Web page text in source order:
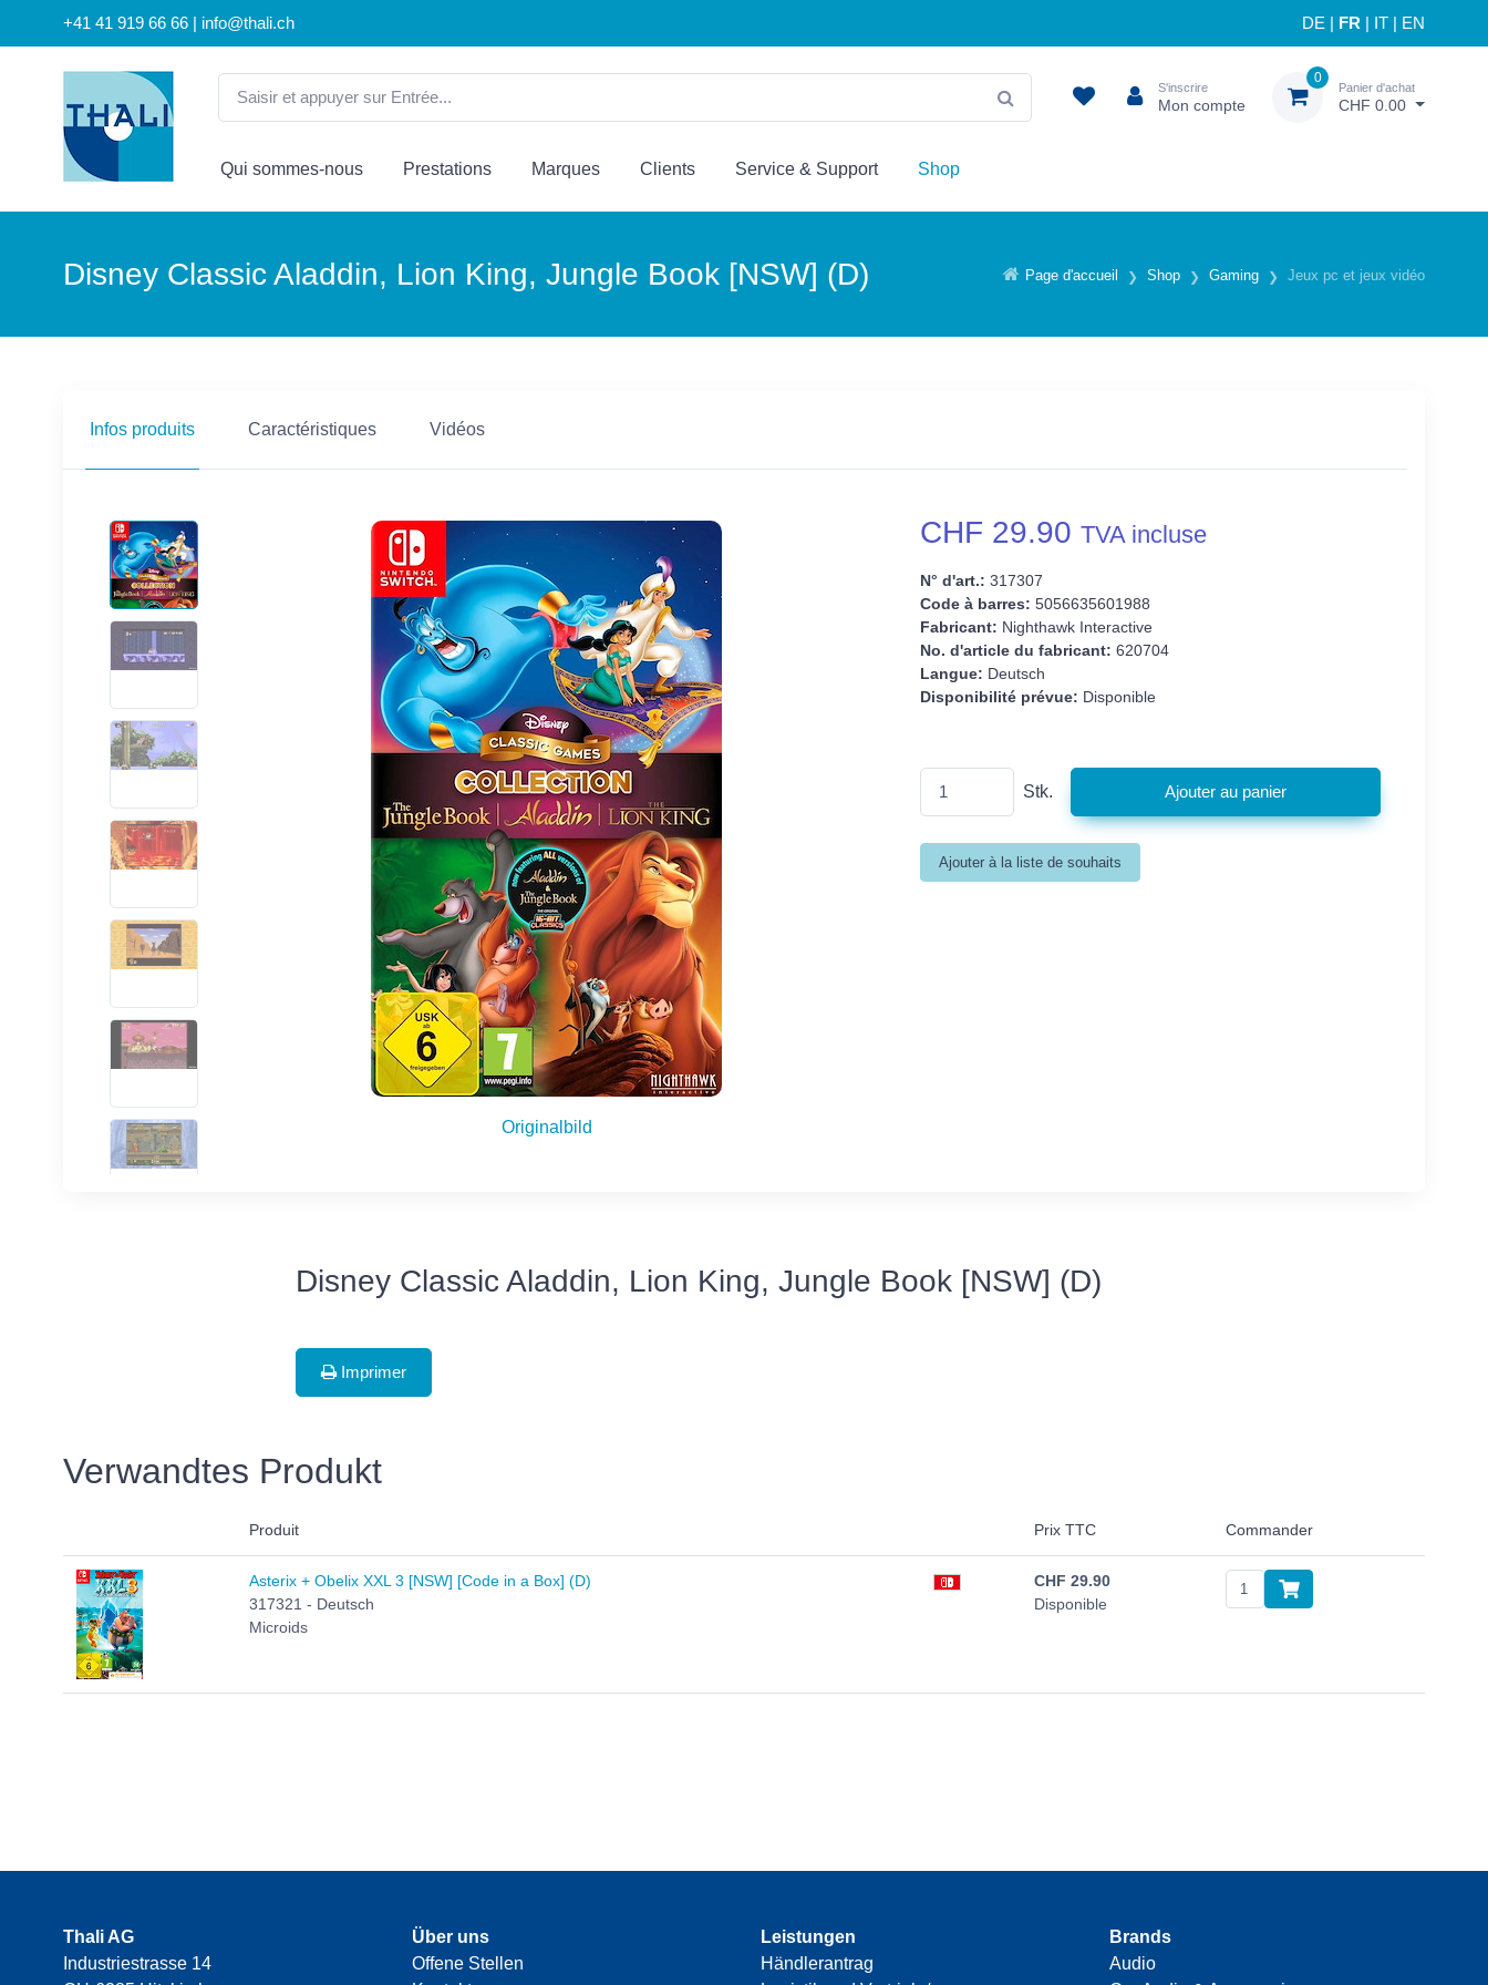
+41 41 919 66 66 | info@thali.ch DE FR IT EN
S'inscrire
Mon compte
0
Panier d'achat
CHF 0.00
Qui sommes-nous Prestations Marques Clients Service & Support Shop
Page d'accueil Shop Gaming Jeux pc et jeux vidéo
Disney Classic Aladdin, Lion King, Jungle Book [NSW] (D)
Infos produits Caractéristiques Vidéos
Originalbild
CHF 29.90 TVA incluse
N° d'art.: 317307
Code à barres: 5056635601988
Fabricant: Nighthawk Interactive
No. d'article du fabricant: 620704
Langue: Deutsch
Disponibilité prévue: Disponible
Stk.
Disney Classic Aladdin, Lion King, Jungle Book [NSW] (D)
Imprimer
Verwandtes Produkt
Produit Prix TTC Commander
Asterix + Obelix XXL 3 [NSW] [Code in a Box] (D)
317321 - Deutsch
Microids
CHF 29.90
Disponible
Thali AG
Industriestrasse 14
Über uns
Offene Stellen
Leistungen
Händlerantrag
Brands
Audio